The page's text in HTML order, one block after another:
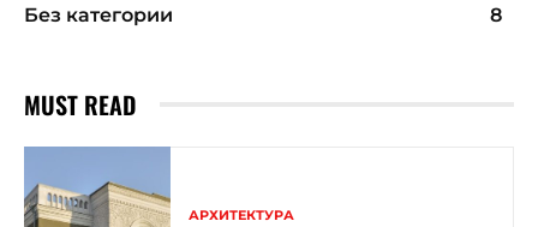
Без категории
8
MUST READ
АРХИТЕКТУРА